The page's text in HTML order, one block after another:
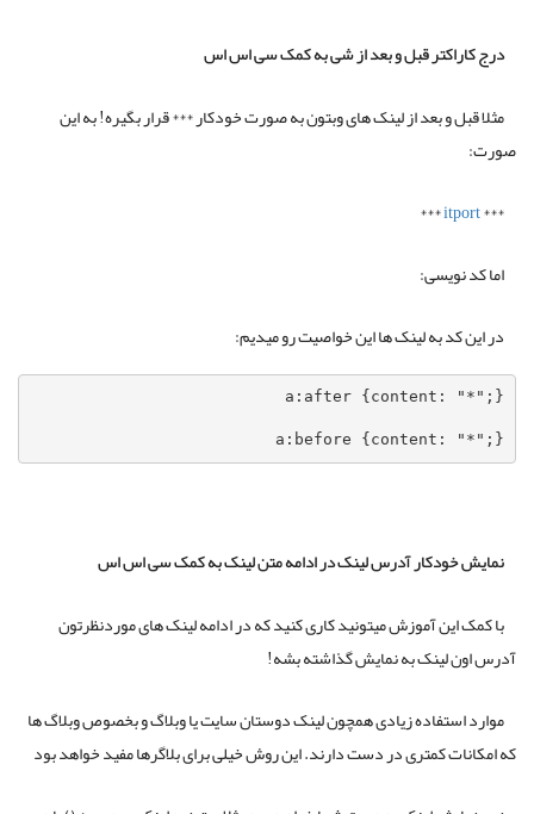
درج کاراکتر قبل و بعد از شی به کمک سی اس اس
مثلا قبل و بعد از لینک های وبتون به صورت خودکار *** قرار بگیره! به این
صورت:
***
itport
***
اما کد نویسی:
در این کد به لینک ها این خواصیت رو میدیم:
a:before {content: "*";}
نمایش خودکار آدرس لینک در ادامه متن لینک به کمک سی اس اس
با کمک این آموزش میتونید کاری کنید که در ادامه لینک های موردنظرتون
آدرس اون لینک به نمایش گذاشته بشه!
موارد استفاده زیادی همچون لینک دوستان سایت یا وبلاگ و بخصوص وبلاگ ها
که امکانات کمتری در دست دارند. این روش خیلی برای بلاگرها مفید خواهد بود